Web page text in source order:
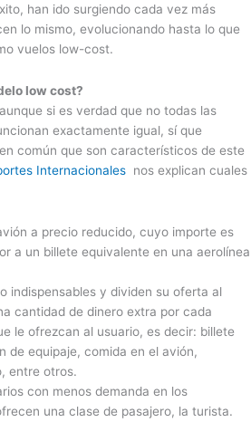
han ido surgiendo cada vez más
lo mismo, evolucionando hasta lo que
vuelos low-cost.
low cost?
si es verdad que no todas las
exactamente igual, sí que
común que son característicos de este
Internacionales nos explican cuales
a precio reducido, cuyo importe es
a un billete equivalente en una aerolínea
indispensables y dividen su oferta al
cantidad de dinero extra por cada
le ofrezcan al usuario, es decir: billete
de equipaje, comida en el avión,
entre otros.
con menos demanda en los
una clase de pasajero, la turista.